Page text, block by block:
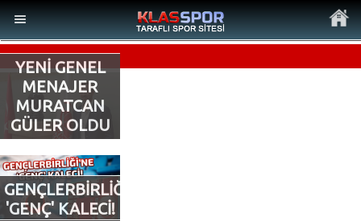
MENÜ
Ana Sayfa
Son Dakika Haberler
YENİ GENEL
MENAJER
MURATCAN
GÜLER OLDU
GENÇLERBİRLİĞİ’NE
'GENÇ' KALECİ!